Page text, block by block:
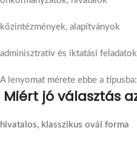
közintézmények, alapítványok
adminisztratív és iktatási feladatok
A lenyomat mérete ebbe a
Miért jó választás
hivatalos, klasszikus ovál forma